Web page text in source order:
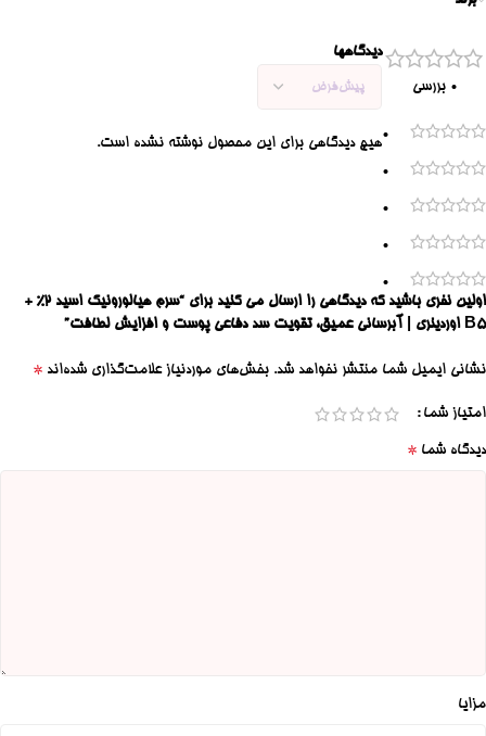
0 بررسی
0
0
0
0
0
دیدگاهها
هیچ دیدگاهی برای این محصول نوشته نشده است.
اولین نفری باشید که دیدگاهی را ارسال می کنید برای “سرم هیالورونیک اسید 2% +
B5 اوردینری | آبرسانی عمیق، تقویت سد دفاعی پوست و افزایش لطافت”
نشانی ایمیل شما منتشر نخواهد شد. بخش‌های موردنیاز علامت‌گذاری شده‌اند *
امتیاز شما
دیدگاه شما *
مزایا